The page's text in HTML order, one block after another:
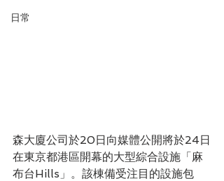
日常
森大廈公司於20日向媒體公開將於24日
在東京都港區開幕的大型綜合設施「麻
布台Hills」。該棟備受注目的設施包